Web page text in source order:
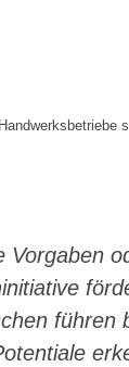
Vorgaben
führen